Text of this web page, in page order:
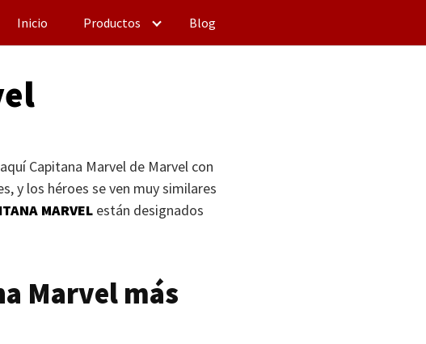
Inicio Productos Blog
Capitana Marvel de Marvel con
y los héroes se ven muy similares
MARVEL están designados
Marvel más